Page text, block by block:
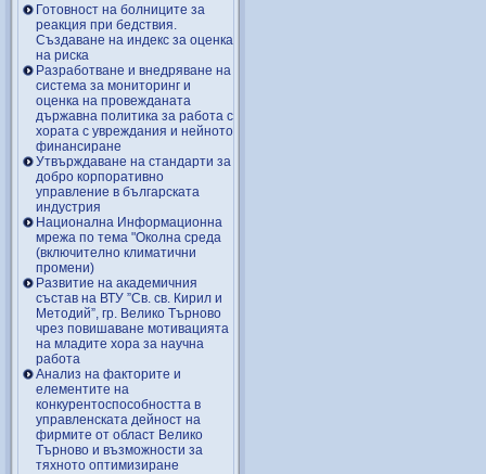
Готовност на болниците за
реакция при бедствия.
Създаване на индекс за оценка
на риска
Разработване и внедряване на
система за мониторинг и
оценка на провежданата
държавна политика за работа с
хората с увреждания и нейното
финансиране
Утвърждаване на стандарти за
добро корпоративно
управление в българската
индустрия
Национална Информационна
мрежа по тема "Околна среда
(включително климатични
промени)
Развитие на академичния
състав на ВТУ ”Св. св. Кирил и
Методий”, гр. Велико Търново
чрез повишаване мотивацията
на младите хора за научна
работа
Анализ на факторите и
елементите на
конкурентоспособността в
управленската дейност на
фирмите от област Велико
Търново и възможности за
тяхното оптимизиране